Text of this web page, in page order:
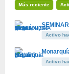
Más reciente
Activo
Activo